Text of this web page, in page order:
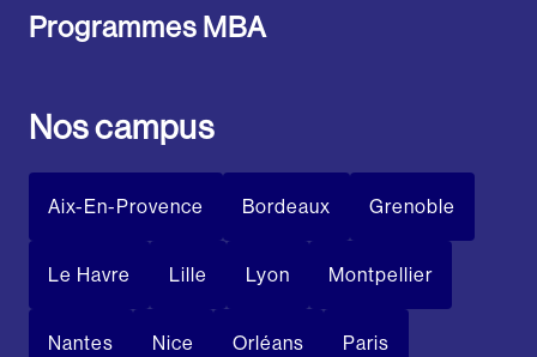
Programmes MBA
Nos campus
Aix-En-Provence Bordeaux Grenoble
Le Havre Lille Lyon Montpellier
Nantes Nice Orléans Paris